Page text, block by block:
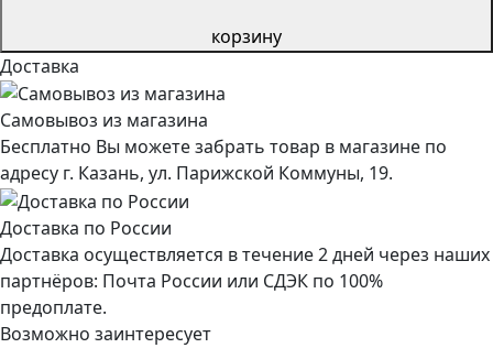
корзину
Доставка
Самовывоз из магазина
Бесплатно Вы можете забрать товар в магазине по
адресу г. Казань, ул. Парижской Коммуны, 19.
Доставка по России
Доставка осуществляется в течение 2 дней через наших
партнёров: Почта России или СДЭК по 100%
предоплате.
Возможно заинтересует